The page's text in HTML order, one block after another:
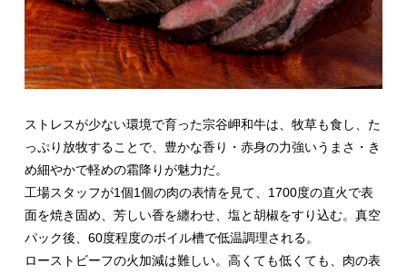
ストレスが少ない環境で育った宗谷岬和牛は、牧草も食し、た
っぷり放牧することで、豊かな香り・赤身の力強いうまさ・き
め細やかで軽めの霜降りが魅力だ。
工場スタッフが1個1個の肉の表情を見て、1700度の直火で表
面を焼き固め、芳しい香を纏わせ、塩と胡椒をすり込む。真空
パック後、60度程度のボイル槽で低温調理される。
ローストビーフの火加減は難しい。高くても低くても、肉の表